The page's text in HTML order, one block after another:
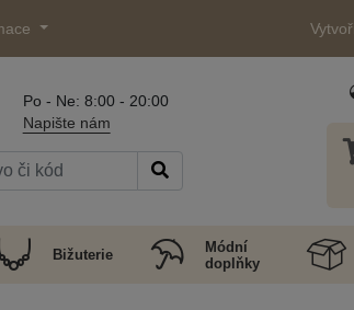
Po - Ne: 8:00 - 20:00
Napište nám
Bižuterie
Módní
doplňky